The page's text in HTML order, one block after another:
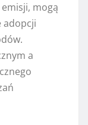
mogą
adopcji
a